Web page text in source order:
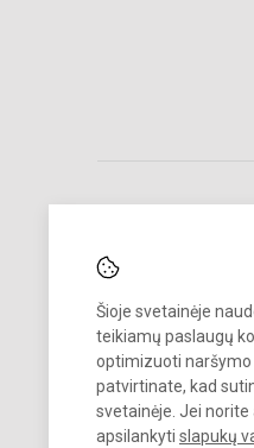
Šioje svetainėje
teikiamų paslaugų
optimizuoti naršymo
patvirtinate, kad
svetainėje. Jei
apsilankyti slapukų
Turite pasiūlymų?
RAŠYKITE